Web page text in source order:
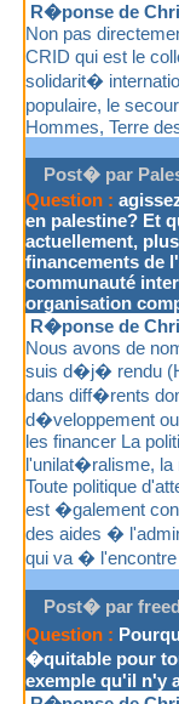
R�ponse de
Non pas
CRID qui est le
solidarit�
populaire, le
Hommes, Terre
Post� par
Question :
en palestine? Et
actuellement,
financements de
communauté
organisation
R�ponse de
Nous avons de
suis d�j� rendu
dans diff�rents
d�veloppement
les financer La
l'unilat�ralisme,
Toute politique
est �galement
des aides �
qui va �
Post� par
Question :
�quitable pour
exemple qu'il n'y